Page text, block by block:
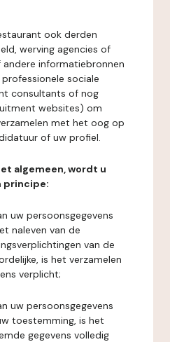
ook derden
werving agencies of
informatiebronnen
sociale
consultants of nog
websites) om
met het oog op
of uw profiel.
algemeen, wordt u
principe:
uw persoonsgegevens
naleven van de
van de
is het verzamelen
verplicht;
uw persoonsgegevens
toestemming, is het
gegevens volledig